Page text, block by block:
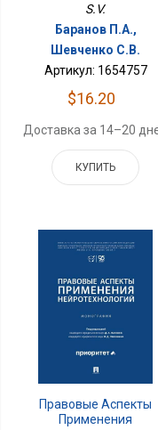
S.V.
Баранов П.А.,
Шевченко С.В.
Артикул: 1654757
$16.20
Доставка за 14–20
КУПИТЬ
Правовые Аспекты
Применения